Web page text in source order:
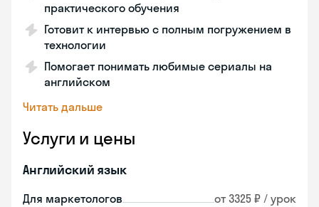
практического обучения
Готовит к интервью с полным погружением в
технологии
Помогает понимать любимые сериалы на
английском
Читать дальше
Услуги и цены
Английский язык
Для маркетологов от 3325 ₽ / урок